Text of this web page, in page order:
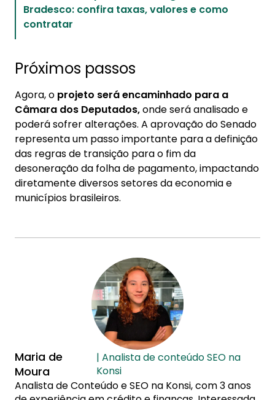
Bradesco: confira taxas, valores e como
contratar
Próximos passos
Agora, o projeto será encaminhado para a
Câmara dos Deputados,onde será analisado e
poderá sofrer alterações. A aprovação do Senado
representa um passo importante para a definição
das regras de transição para o fim da
desoneração da folha de pagamento, impactando
diretamente diversos setores da economia e
municípios brasileiros.
Maria de
Moura
| Analista de conteúdo SEO na
Konsi
Analista de Conteúdo e SEO na Konsi, com 3 anos